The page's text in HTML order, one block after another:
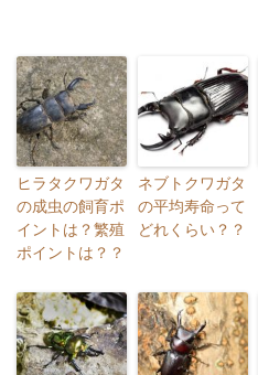
ヒラタクワガタ
の成虫の飼育ポ
イントは？繁殖
ポイントは？？
ネブトクワガタ
の平均寿命って
どれくらい？？